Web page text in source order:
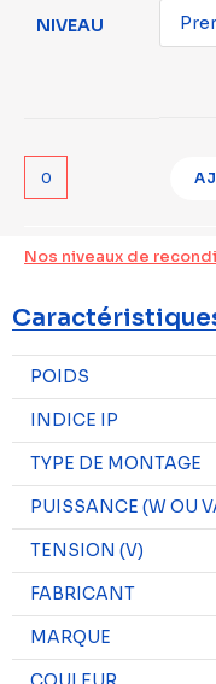
NIVEAU
Nos niveaux de
POIDS
INDICE IP
TYPE DE MONTAGE
PUISSANCE (W OU
TENSION (V)
FABRICANT
MARQUE